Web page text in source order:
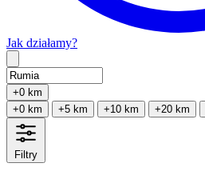
Jak działamy?
+0 km
+0 km
+5 km +10 km +20 km
Filtry